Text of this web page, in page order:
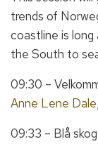
trends of
coastline is
the South to
09:30 –
Anne Lene
09:33 – Blå